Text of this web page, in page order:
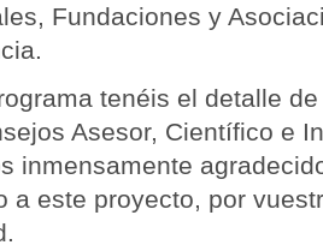
Fundaciones y
tenéis el detalle
Asesor, Científico e
inmensamente
a este proyecto, por